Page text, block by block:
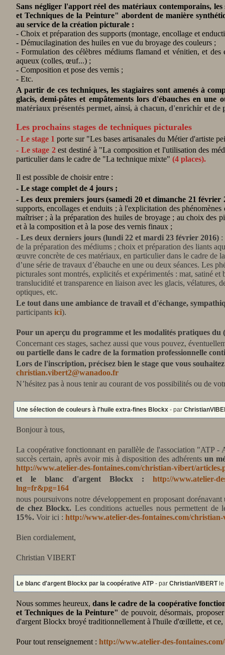
Sans négliger l'apport réel des matériaux contemporains,
et Techniques de la Peinture" abordent de manière
au service de la création picturale :
- Choix et préparation des supports (montage, encollage et
- Démucilagination des huiles en vue du broyage des couleurs ;
- Formulation des célèbres médiums flamand et vénitien, et des
aqueux (colles, œuf...) ;
- Composition et pose des vernis ;
- Etc.
A partir de ces techniques, les stagiaires sont amenés à
glacis, demi-pâtes et empâtements lors d'ébauches en une
matériaux présentés permet, ainsi, à chacun, d'enrichir et de
Les prochains stages de techniques picturales
- Le stage 1 porte sur "Les bases artisanales du Métier d'artiste
- Le stage 2 est destiné à "La composition et l'utilisation des
particulier dans le cadre de "La technique mixte" (4 places).
Il est possible de choisir entre :
- Le stage complet de 4 jours ;
- Les deux premiers jours (samedi 20 et dimanche 21 février
supports, encollages et enduits ; à l'explicitation des
maîtriser ; à la préparation des huiles de broyage ; au choix des
et à la composition et à la pose des vernis finaux ;
- Les deux derniers jours (lundi 22 et mardi 23 février 2016) :
de la préparation des médiums ; choix et préparation des liants
œuvre concrète de ces matériaux, en particulier dans le cadre de
d’une série de travaux d’ébauche en une ou deux séances. Les
picturales sont montrés, explicités et expérimentés : mat, satiné
translucidité et transparence en liaison avec les glacis, vélatures,
optiques, etc.
Le tout dans une ambiance de travail et d'échange,
participants ici).
Pour un aperçu du programme et les modalités pratiques du
Concernant ces stages, sachez aussi que vous pouvez,
ou partielle dans le cadre de la formation professionnelle
Lors de l'inscription, précisez bien le stage que vous
christian.vibert2@wanadoo.fr
N’hésitez pas à nous tenir au courant de vos possibilités ou de
Une sélection de couleurs à l'huile extra-fines Blockx- par
Bonjour à tous,
La coopérative fonctionnant en parallèle de l'association "ATP -
succès certain, après avoir mis à disposition des adhérents un
http://www.atelier-des-fontaines.com/christian-vibert/
et le blanc d'argent Blockx :
http://www.atelier-
lng=fr&pg=164
nous poursuivons notre développement en proposant dorénavant
de chez Blockx. Les conditions actuelles nous permettent de
15%. Voir ici : http://www.atelier-des-fontaines.com/
Bien cordialement,
Christian VIBERT
Le blanc d'argent Blockx par la coopérative ATP- parChristianVIBERTle
Nous sommes heureux, dans le cadre de la coopérative
et Techniques de la Peinture" de pouvoir, désormais,
d'argent Blockx broyé traditionnellement à l'huile d'œillette, et ce,
Pour tout renseignement : http://www.atelier-des-